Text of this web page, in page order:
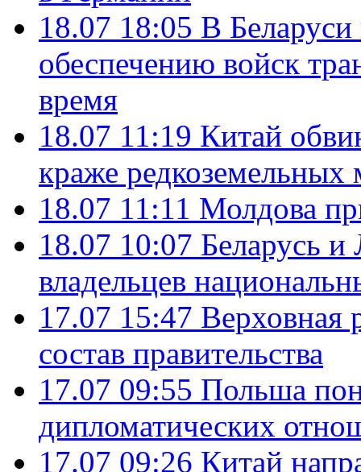
18.07 18:05 В
обеспечению войск
время
18.07 11:19 Китай
краже редкоземельных
18.07 11:11 Молдова
18.07 10:07 Беларусь
владельцев
17.07 15:47 Верховная
состав правительства
17.07 09:55 Польша
дипломатических
17.07 09:26 Китай